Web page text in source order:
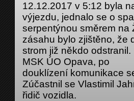
12.12.2017 v 5:12 byla
výjezdu, jednalo se o
serpentýnou směrem
zásahu bylo zjištěno, že
strom již někdo
MSK ÚO Opava, po
douklízení komunikace
Zúčastnil se Vlastimil
řidič vozidla.